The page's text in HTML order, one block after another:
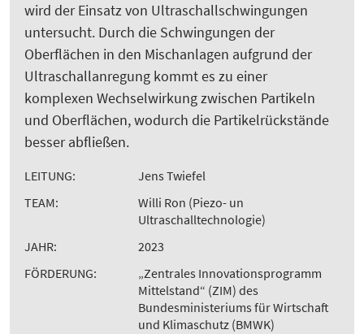
wird der Einsatz von Ultraschallschwingungen
untersucht. Durch die Schwingungen der
Oberflächen in den Mischanlagen aufgrund der
Ultraschallanregung kommt es zu einer
komplexen Wechselwirkung zwischen Partikeln
und Oberflächen, wodurch die Partikelrückstände
besser abfließen.
LEITUNG:
Jens Twiefel
TEAM:
Willi Ron (Piezo- un
Ultraschalltechnologie)
JAHR:
2023
FÖRDERUNG:
„Zentrales Innovationsprogramm
Mittelstand“ (ZIM) des
Bundesministeriums für Wirtschaft
und Klimaschutz (BMWK)